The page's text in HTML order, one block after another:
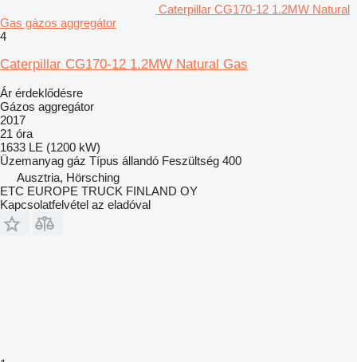
Caterpillar CG170-12 1.2MW Natural
Gas gázos aggregátor
4
Caterpillar CG170-12 1.2MW Natural Gas
Ár érdeklődésre
Gázos aggregátor
2017
21 óra
1633 LE (1200 kW)
Üzemanyag gáz Típus állandó Feszültség 400
Ausztria, Hörsching
ETC EUROPE TRUCK FINLAND OY
Kapcsolatfelvétel az eladóval